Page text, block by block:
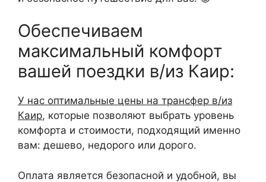
Обеспечиваем
максимальный комфорт
вашей поездки в/из Каир:
У нас оптимальные цены на трансфер в/из
Каир, которые позволяют выбрать уровень
комфорта и стоимости, подходящий именно
вам: дешево, недорого или дорого.
Оплата является безопасной и удобной, вы